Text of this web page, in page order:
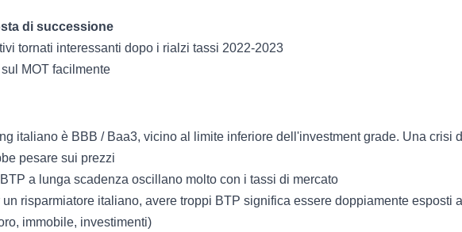
di successione
tornati interessanti dopo i rialzi tassi 2022-2023
MOT facilmente
italiano è BBB / Baa3, vicino al limite inferiore dell'investment grade. Una crisi
pesare sui prezzi
a lunga scadenza oscillano molto con i tassi di mercato
un risparmiatore italiano, avere troppi BTP significa essere doppiamente esposti
immobile, investimenti)